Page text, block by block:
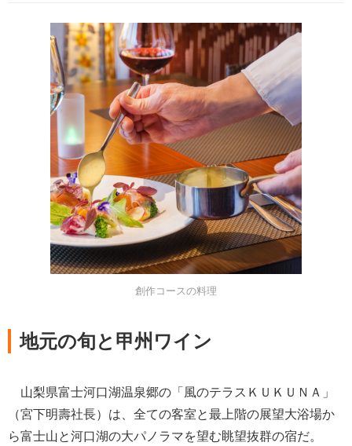
創作コースの料理
地元の旬と甲州ワイン
山梨県富士河口湖温泉郷の「風のテラスＫＵＫＵＮＡ」
（宮下明壽社長）は、全ての客室と最上階の展望大浴場か
ら富士山と河口湖の大パノラマを望む眺望抜群の宿だ。